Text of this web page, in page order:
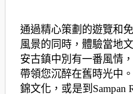
通過精心策劃的遊覽和
風景的同時，體驗當地
安古鎮中別有一番風情，
帶領您沉醉在舊時光中。
錦文化，或是到Sampan